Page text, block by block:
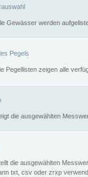
Gewässer werden
Pegels
Pegellisten zeigen alle
die ausgewählten
die ausgewählten
txt, csv oder zrxp